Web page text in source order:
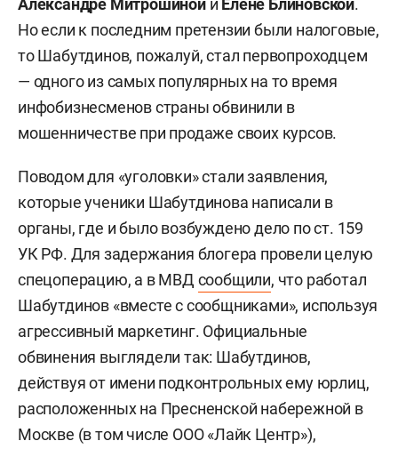
первых инфобизнес-проектов России. «Я хорошо
знаком с их программами — там больше говорят,
как нужно создавать рекламу или как надо
продавать. Наш подход другой — мы не о
ремесленничестве, а о построении бизнеса», —
Александре Митрошинойи Елене Блиновской.
Но если к последним претензии были налоговые,
то Шабутдинов, пожалуй, стал первопроходцем
— одного из самых популярных на то время
инфобизнесменов страны обвинили в
мошенничестве при продаже своих курсов.
Поводом для «уголовки» стали заявления,
которые ученики Шабутдинова написали в
органы, где и было возбуждено дело по ст. 159
УК РФ. Для задержания блогера провели целую
спецоперацию, а в МВД сообщили, что работал
Шабутдинов «вместе с сообщниками», используя
агрессивный маркетинг. Официальные
обвинения выглядели так: Шабутдинов,
действуя от имени подконтрольных ему юрлиц,
расположенных на Пресненской набережной в
Москве (в том числе ООО «Лайк Центр»),